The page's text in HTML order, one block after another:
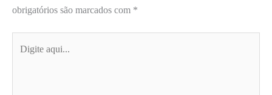
obrigatórios são marcados com *
aqui...